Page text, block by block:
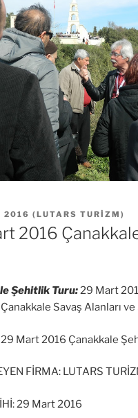
2016 ( LUTARS TURIZM )
2016
Şehitlik Turu:29 Mart
Savaş Alanları
29 Mart 2016 Çanakkale
FİRMA: LUTARS
29 Mart 2016